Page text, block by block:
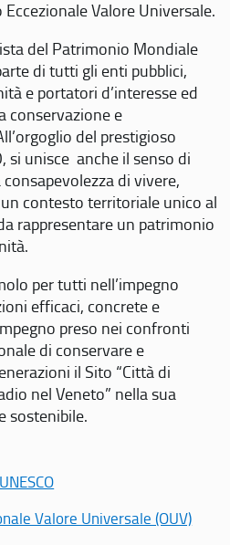
Valore Universale.
del Patrimonio Mondiale
di tutti gli enti pubblici,
e portatori d’interesse ed
conservazione e
del prestigioso
si unisce anche il senso di
di vivere,
contesto territoriale unico al
rappresentare un patrimonio
per tutti nell’impegno
efficaci, concrete e
preso nei confronti
di conservare e
il Sito “Città di
nel Veneto” nella sua
sostenibile.
Valore Universale (OUV)